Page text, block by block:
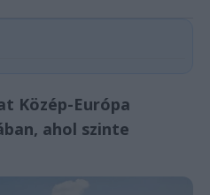
Közép-Európa
ahol szinte